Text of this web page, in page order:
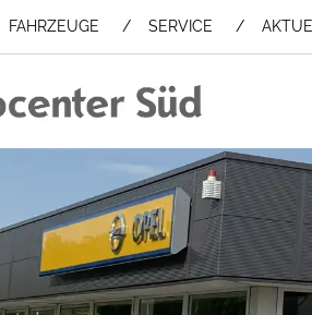
FAHRZEUGE SERVICE